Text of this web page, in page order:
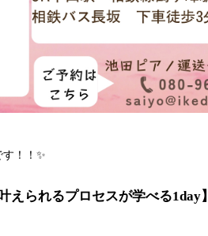
！！✨
られるプロセスが学べる1day】